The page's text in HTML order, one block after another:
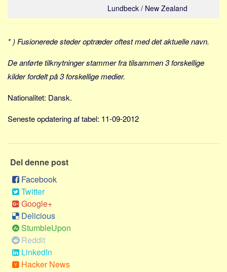
USA
Alle
Bolig
Investering
Social sikring og sundhed
Transport
Alle
Aspekter
Køb og salg
Økonomi
Jura og regler
Lundbeck / New Zealand
* ) Fusionerede steder optræder oftest med det aktuelle navn.
De anførte tilknytninger stammer fra tilsammen 3 forskellige
kilder fordelt på 3 forskellige medier.
Nationalitet: Dansk.
Seneste opdatering af tabel: 11-09-2012
Del denne post
Facebook
Twitter
Google+
Delicious
StumbleUpon
Reddit
LinkedIn
Hacker News